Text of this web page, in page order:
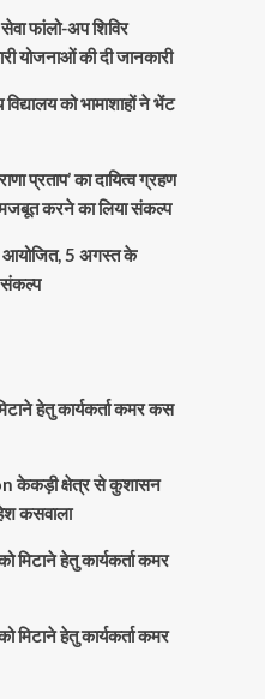
फांलो-अप शिविर
योजनाओं की दी जानकारी
को भामाशाहों ने भेंट
प्रताप’ का दायित्व ग्रहण
करने का लिया संकल्प
आयोजित, 5 अगस्त के
संकल्प
हेतु कार्यकर्ता कमर कस
केकड़ी क्षेत्र से कुशासन
कसवाला
हेतु कार्यकर्ता कमर
हेतु कार्यकर्ता कमर